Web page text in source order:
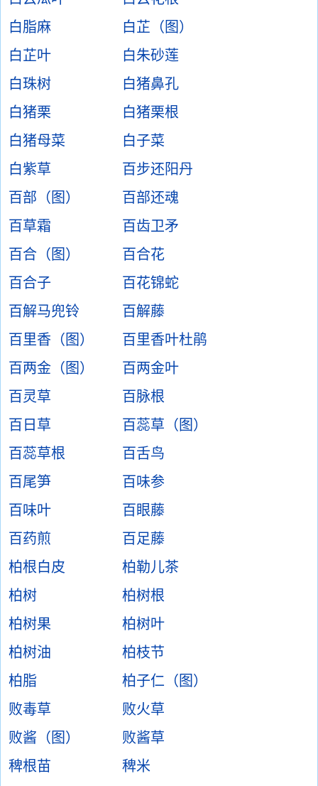
白脂麻
白芷（图）
白芷叶
白朱砂莲
白珠树
白猪鼻孔
白猪栗
白猪栗根
白猪母菜
白子菜
白紫草
百步还阳丹
百部（图）
百部还魂
百草霜
百齿卫矛
百合（图）
百合花
百合子
百花锦蛇
百解马兜铃
百解藤
百里香（图）
百里香叶杜鹃
百两金（图）
百两金叶
百灵草
百脉根
百日草
百蕊草（图）
百蕊草根
百舌鸟
百尾笋
百味参
百味叶
百眼藤
百药煎
百足藤
柏根白皮
柏勒儿茶
柏树
柏树根
柏树果
柏树叶
柏树油
柏枝节
柏脂
柏子仁（图）
败毒草
败火草
败酱（图）
败酱草
稗根苗
稗米